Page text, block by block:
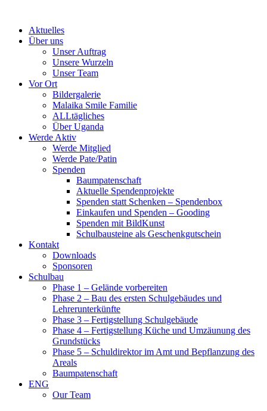
contentAktuelles
Über uns
Unser Auftrag
Unsere Wurzeln
Unser Team
Vor Ort
Bildergalerie
Malaika Smile Familie
ALLtägliches
Über Uganda
Werde Aktiv
Werde Mitglied
Werde Pate/Patin
Spenden
Baumpatenschaft
Aktuelle Spendenprojekte
Spenden statt Schenken – Spendenbox
Einkaufen und Spenden – Gooding
Spenden mit BildKunst
Schulbausteine als Geschenkgutschein
Kontakt
Downloads
Sponsoren
Schulbau
Phase 1 – Gelände vorbereiten
Phase 2 – Bau des ersten Schulgebäudes und
Lehrerunterkünfte
Phase 3 – Fertigstellung Schulgebäude
Phase 4 – Fertigstellung Küche und Umzäunung des
Grundstücks
Phase 5 – Schuldirektor im Amt und Bepflanzung des
Areals
Baumpatenschaft
ENG
Our Team